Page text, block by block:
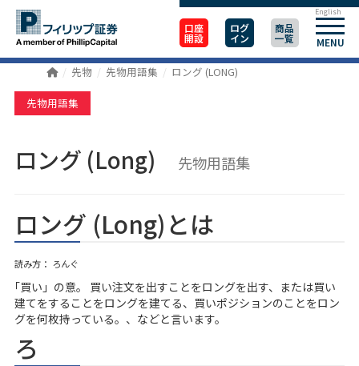
口座
開設
ログ
イン
商品
一覧 MENU
English
先物 先物用語集 ロング (LONG)
先物用語集
ロング (Long) 先物用語集
ロング (Long)とは
読み方： ろんぐ
｢買い」の意。 買い注文を出すことをロングを出す、または買い
建てをすることをロングを建てる、買いポジションのことをロン
グを何枚持っている。、などと言います。
ろ